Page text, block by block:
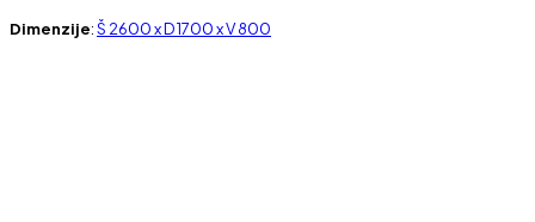
Dimenzije:Š 2600 x D 1700 x V 800